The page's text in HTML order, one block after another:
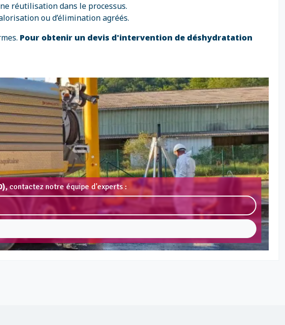
réutilisation dans le processus.
ou d’élimination agréés.
Pour obtenir un devis d'intervention de déshydratation
contactez notre équipe d'experts :